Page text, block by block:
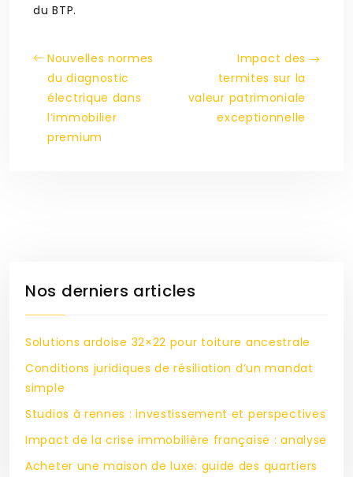
du BTP.
Nouvelles normes
du diagnostic
électrique dans
l’immobilier
premium
Impact des
termites sur la
valeur patrimoniale
exceptionnelle
Nos derniers articles
Solutions ardoise 32×22 pour toiture ancestrale
Conditions juridiques de résiliation d’un mandat
simple
Studios à rennes : investissement et perspectives
Impact de la crise immobilière française : analyse
Acheter une maison de luxe: guide des quartiers